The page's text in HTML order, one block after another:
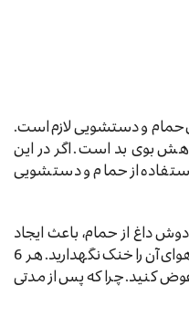
حمام و دستشویی لازم است.
بوی بد است. اگر در این
از حمام و دستشویی
داغ از حمام، باعث ایجاد
کپک و میکروب می شود. پس باید هوای آن را خنک نگهدارید. هر 6
عوض کنید. چرا که پس از مدتی